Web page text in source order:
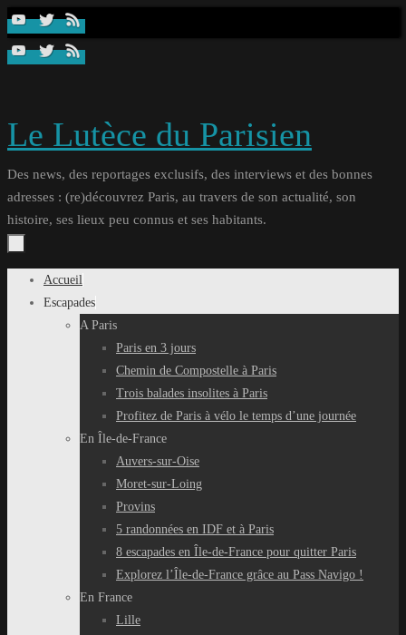
Passer
contenu
Le Lutèce du Parisien
Des news, des reportages exclusifs, des interviews et des bonnes
adresses : (re)découvrez Paris, au travers de son actualité, son
histoire, ses lieux peu connus et ses habitants.
Passer
Accueil
Escapades
A Paris
Paris en 3 jours
Chemin de Compostelle à Paris
Trois balades insolites à Paris
Profitez de Paris à vélo le temps d’une journée
En Île-de-France
Auvers-sur-Oise
Moret-sur-Loing
Provins
5 randonnées en IDF et à Paris
8 escapades en Île-de-France pour quitter Paris
Explorez l’Île-de-France grâce au Pass Navigo !
En France
Lille